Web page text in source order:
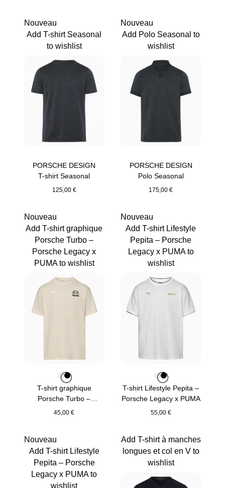
PORSCHE DESIGN
T-shirt Seasonal
125,00 €
Nouveau
Add T-shirt Seasonal
to wishlist
PORSCHE DESIGN
Polo Seasonal
175,00 €
Nouveau
Add Polo Seasonal to
wishlist
T-shirt graphique
Porsche Turbo –
Porsche Legacy x PUMA
45,00 €
Nouveau
Add T-shirt graphique
Porsche Turbo –
Porsche Legacy x
PUMA to wishlist
Couleur
Couleur
Couleur
T-shirt Lifestyle Pepita –
Porsche Legacy x PUMA
55,00 €
Nouveau
Add T-shirt Lifestyle
Pepita – Porsche
Legacy x PUMA to
wishlist
Couleur
Couleur
Couleur
Nouveau
Add T-shirt Lifestyle
Pepita – Porsche
Legacy x PUMA to
wishlist
Add T-shirt à manches
longues et col en V to
wishlist